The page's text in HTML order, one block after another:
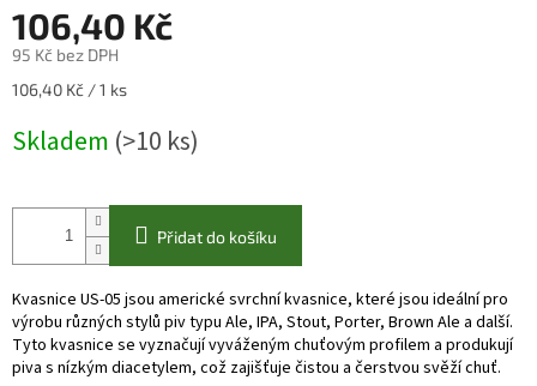
106,40 Kč
95 Kč bez DPH
Měrná
106,40 Kč / 1 ks
Skladem (>10 ks)
Přidat do košíku
Kvasnice US-05 jsou americké svrchní kvasnice, které jsou ideální pro
výrobu různých stylů piv typu Ale, IPA, Stout, Porter, Brown Ale a další.
Tyto kvasnice se vyznačují vyváženým chuťovým profilem a produkují
piva s nízkým diacetylem, což zajišťuje čistou a čerstvou svěží chuť.